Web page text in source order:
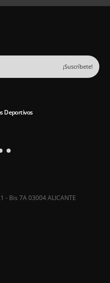
Deportivos
- Bis 7A 03004 ALICANTE